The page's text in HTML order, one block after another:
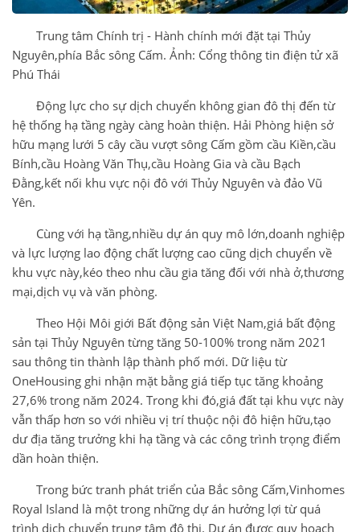
Trung tâm Chính trị - Hành chính mới đặt tại Thủy
Nguyên,phía Bắc sông Cấm. Ảnh: Cổng thông tin điện tử xã
Phú Thái
Động lực cho sự dịch chuyển không gian đô thị đến từ
hệ thống hạ tầng ngày càng hoàn thiện. Hải Phòng hiện sở
hữu mạng lưới 5 cây cầu vượt sông Cấm gồm cầu Kiền,cầu
Bính,cầu Hoàng Văn Thụ,cầu Hoàng Gia và cầu Bạch
Đằng,kết nối khu vực nội đô với Thủy Nguyên và đảo Vũ
Yên.
Cùng với hạ tầng,nhiều dự án quy mô lớn,doanh nghiệp
và lực lượng lao động chất lượng cao cũng dịch chuyển về
khu vực này,kéo theo nhu cầu gia tăng đối với nhà ở,thương
mại,dịch vụ và văn phòng.
Theo Hội Môi giới Bất động sản Việt Nam,giá bất động
sản tại Thủy Nguyên từng tăng 50-100% trong năm 2021
sau thông tin thành lập thành phố mới. Dữ liệu từ
OneHousing ghi nhận mặt bằng giá tiếp tục tăng khoảng
27,6% trong năm 2024. Trong khi đó,giá đất tại khu vực này
vẫn thấp hơn so với nhiều vị trí thuộc nội đô hiện hữu,tạo
dư địa tăng trưởng khi hạ tầng và các công trình trọng điểm
dần hoàn thiện.
Trong bức tranh phát triển của Bắc sông Cấm,Vinhomes
Royal Island là một trong những dự án hưởng lợi từ quá
trình dịch chuyển trung tâm đô thị. Dự án được quy hoạch